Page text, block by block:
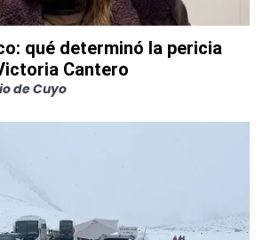
qué determinó la pericia
Cantero
de Cuyo